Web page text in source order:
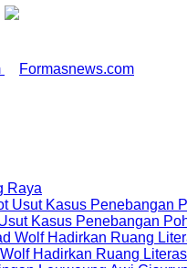
Raya
Kasus Penebangan
Hadirkan Ruang